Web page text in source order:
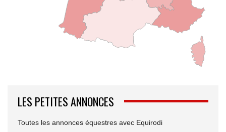
LES PETITES ANNONCES
Toutes les annonces équestres avec Equirodi